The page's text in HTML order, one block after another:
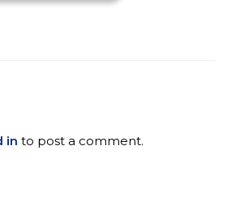
in to post a comment.